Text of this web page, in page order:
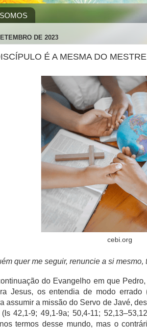
DE 2023
É A MESMA DO
cebi.org
quer me seguir, renuncie a si mesmo,
do Evangelho em que
Jesus, os entendia de modo
assumir a missão do Servo de Javé,
42,1-9; 49,1-9a; 50,4-11;
termos desse mundo, mas o